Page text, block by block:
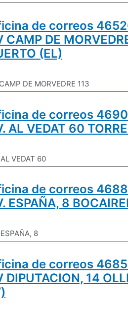
de correos
CAMP DE
(EL)
DE MORVEDRE 113
de correos
AL VEDAT 60
VEDAT 60
de correos
ESPAÑA, 8
8
de correos
DIPUTACION, 14